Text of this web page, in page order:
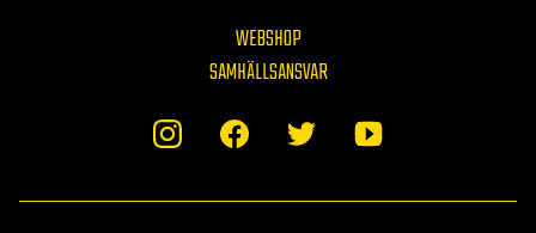
WEBSHOP
SAMHÄLLSANSVAR